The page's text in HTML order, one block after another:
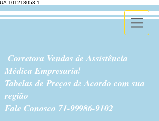
UA-101218053-1
Corretora Vendas de Assistência
Médica Empresarial
Tabelas de Preços de Acordo com sua
região
Fale Conosco 71-99986-9102